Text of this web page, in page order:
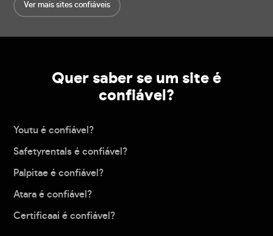
Ver mais sites confiáveis
Quer saber se um site é
confiável?
Youtu é confiável?
Safetyrentals é confiável?
Palpitae é confiável?
Atara é confiável?
Certificaai é confiável?